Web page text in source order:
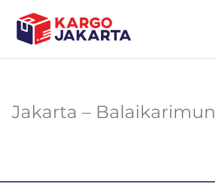
Lewati
Jakarta – Balaikarimun